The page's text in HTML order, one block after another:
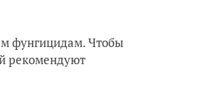
фунгицидам. Чтобы
рекомендуют